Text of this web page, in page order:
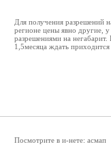
Для получения разрешений
регионе цены явно другие,
разрешениями на
1,5месяца ждать приходится
Посмотрите в и-нете: асмап